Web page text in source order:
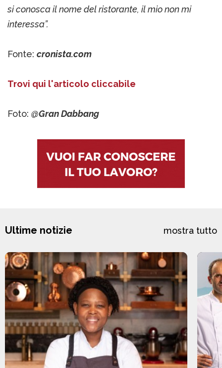
si conosca il nome del ristorante, il mio non mi
interessa”.
Fonte: cronista.com
Trovi qui l'articolo cliccabile
Foto: @Gran Dabbang
Ultime notizie mostra tutto